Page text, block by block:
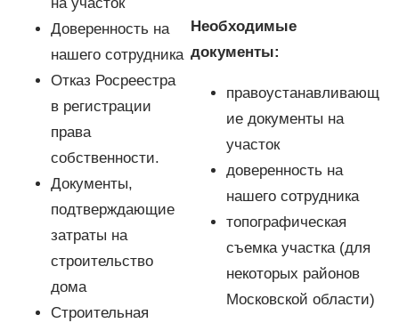
Доверенность на
нашего сотрудника
Отказ Росреестра
в регистрации
права
собственности.
Документы,
подтверждающие
затраты на
строительство
дома
Строительная
Необходимые
документы:
правоустанавливающ
ие документы на
участок
доверенность на
нашего сотрудника
топографическая
съемка участка (для
некоторых районов
Московской области)